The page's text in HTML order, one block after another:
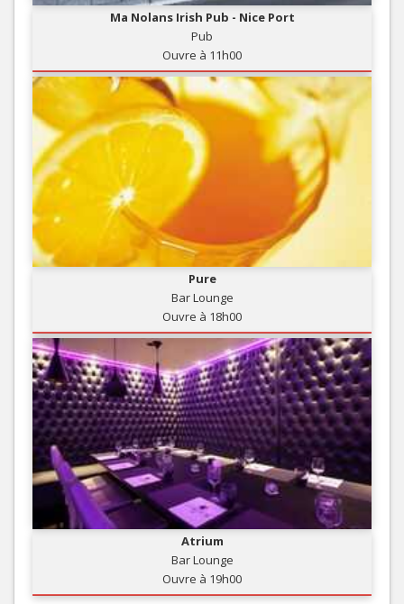
Ma Nolans Irish Pub - Nice Port
Pub
Ouvre à 11h00
Pure
Bar Lounge
Ouvre à 18h00
Atrium
Bar Lounge
Ouvre à 19h00